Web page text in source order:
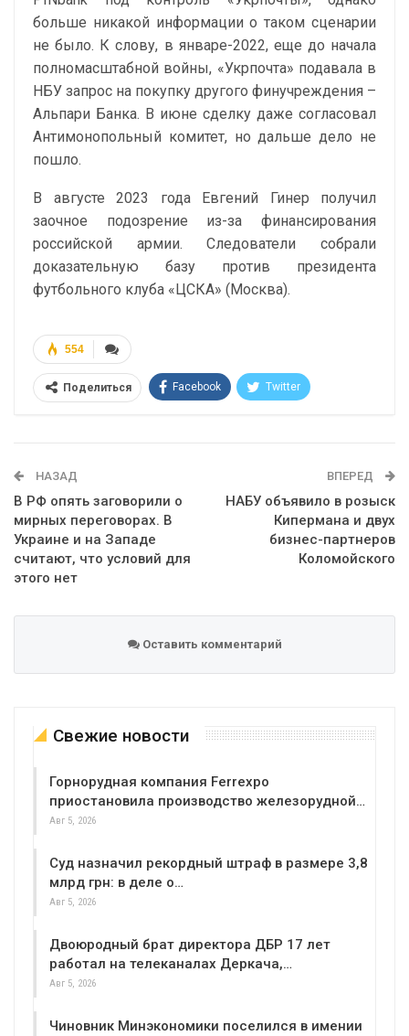
больше никакой информации о таком сценарии
не было. К слову, в январе-2022, еще до начала
полномасштабной войны, «Укрпочта» подавала в
НБУ запрос на покупку другого финучреждения –
Альпари Банка. В июне сделку даже согласовал
Антимонопольный комитет, но дальше дело не
пошло.
В августе 2023 года Евгений Гинер получил
заочное подозрение из-за финансирования
российской армии. Следователи собрали
доказательную базу против президента
футбольного клуба «ЦСКА» (Москва).
554
Поделиться Facebook Twitter
НАЗАД
В РФ опять заговорили о
мирных переговорах. В
Украине и на Западе
считают, что условий для
этого нет
ВПЕРЕД
НАБУ объявило в розыск
Кипермана и двух
бизнес-партнеров
Коломойского
Оставить комментарий
Свежие новости
Горнорудная компания Ferrexpo
приостановила производство железорудной…
Авг 5, 2026
Суд назначил рекордный штраф в размере 3,8
млрд грн: в деле о…
Авг 5, 2026
Двоюродный брат директора ДБР 17 лет
работал на телеканалах Деркача,…
Авг 5, 2026
Чиновник Минэкономики поселился в имении